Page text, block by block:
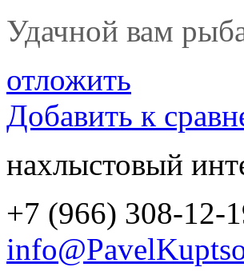
Удачной вам
отложить
Добавить к
нахлыстовый
+7 (966) 308-12-